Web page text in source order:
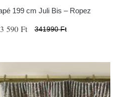
199 cm Juli Bis – Ropez
590 Ft 341990 Ft